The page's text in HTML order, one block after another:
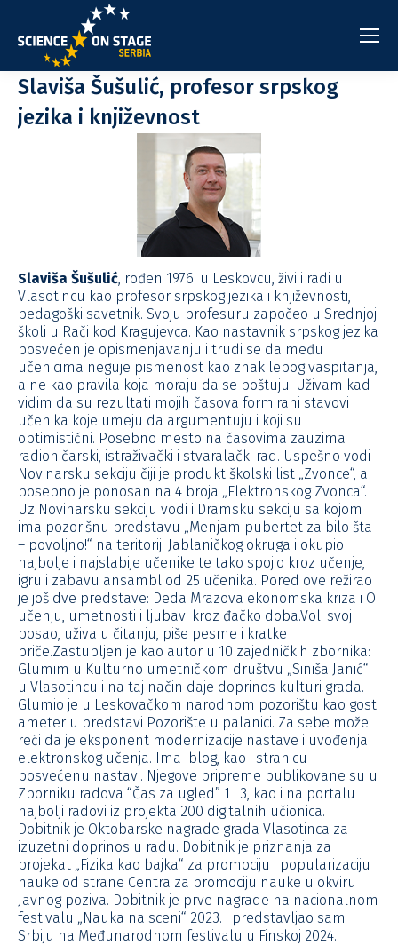
Slaviša Šušulić, profesor srpskog
jezika i književnost
Slaviša Šušulić, rođen 1976. u Leskovcu, živi i radi u
Vlasotincu kao profesor srpskog jezika i književnosti,
pedagoški savetnik. Svoju profesuru započeo u Srednjoj
školi u Rači kod Kragujevca. Kao nastavnik srpskog jezika
posvećen je opismenjavanju i trudi se da među
učenicima neguje pismenost kao znak lepog vaspitanja,
a ne kao pravila koja moraju da se poštuju. Uživam kad
vidim da su rezultati mojih časova formirani stavovi
učenika koje umeju da argumentuju i koji su
optimistični. Posebno mesto na časovima zauzima
radioničarski, istraživački i stvaralački rad. Uspešno vodi
Novinarsku sekciju čiji je produkt školski list „Zvonce“, a
posebno je ponosan na 4 broja „Elektronskog Zvonca“.
Uz Novinarsku sekciju vodi i Dramsku sekciju sa kojom
ima pozorišnu predstavu „Menjam pubertet za bilo šta
– povoljno!“ na teritoriji Jablaničkog okruga i okupio
najbolje i najslabije učenike te tako spojio kroz učenje,
igru i zabavu ansambl od 25 učenika. Pored ove režirao
je još dve predstave: Deda Mrazova ekonomska kriza i O
učenju, umetnosti i ljubavi kroz đačko doba.Voli svoj
posao, uživa u čitanju, piše pesme i kratke
priče.Zastupljen je kao autor u 10 zajedničkih zbornika:
Glumim u Kulturno umetničkom društvu „Siniša Janić“
u Vlasotincu i na taj način daje doprinos kulturi grada.
Glumio je u Leskovačkom narodnom pozorištu kao gost
ameter u predstavi Pozorište u palanici. Za sebe može
reći da je eksponent modernizacije nastave i uvođenja
elektronskog učenja. Ima blog, kao i stranicu
posvećenu nastavi. Njegove pripreme publikovane su u
Zborniku radova “Čas za ugled” 1 i 3, kao i na portalu
najbolji radovi iz projekta 200 digitalnih učionica.
Dobitnik je Oktobarske nagrade grada Vlasotinca za
izuzetni doprinos u radu. Dobitnik je priznanja za
projekat „Fizika kao bajka“ za promociju i popularizaciju
nauke od strane Centra za promociju nauke u okviru
Javnog poziva. Dobitnik je prve nagrade na nacionalnom
festivalu „Nauka na sceni“ 2023. i predstavljao sam
Srbiju na Međunarodnom festivalu u Finskoj 2024.